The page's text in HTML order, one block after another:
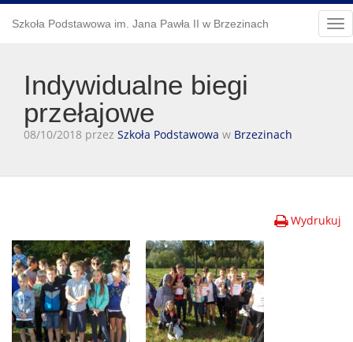
Szkoła Podstawowa im. Jana Pawła II w Brzezinach
Indywidualne biegi
przełajowe
08/10/2018 przez Szkoła Podstawowa w Brzezinach
Wydrukuj